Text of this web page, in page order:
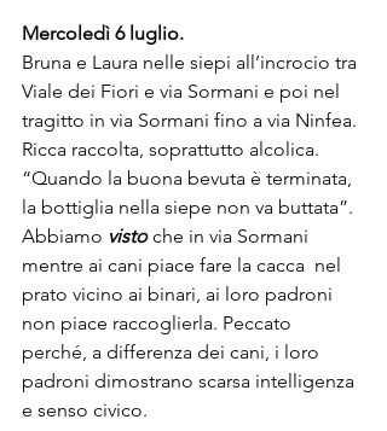
Mercoledì 6 luglio.
Bruna e Laura nelle siepi all’incrocio tra
Viale dei Fiori e via Sormani e poi nel
tragitto in via Sormani fino a via Ninfea.
Ricca raccolta, soprattutto alcolica.
“Quando la buona bevuta è terminata,
la bottiglia nella siepe non va buttata”.
Abbiamo visto che in via Sormani
mentre ai cani piace fare la cacca  nel
prato vicino ai binari, ai loro padroni
non piace raccoglierla. Peccato
perché, a differenza dei cani, i loro
padroni dimostrano scarsa intelligenza
e senso civico.